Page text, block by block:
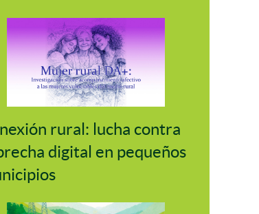
rural: lucha contra
digital en pequeños